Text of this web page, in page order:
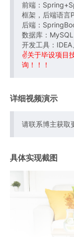
前端：
框架，后端语言
后端：
数据库：
开发工具：
✌关于毕设项目
询！！！
详细视频演示
请联系博主获取
具体实现截图